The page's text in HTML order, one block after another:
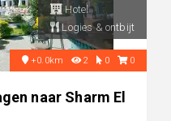
Hotel
Logies & ontbijt
+0.0km 2 0 0
naar Sharm El